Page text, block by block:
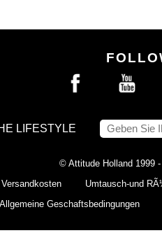
LIFESTYLE
© Attitude Holland 1999
Versandkosten Umtausch-und
Allgemeine Geschaftsbedingungen